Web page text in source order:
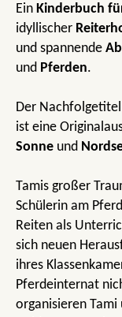
Ein Kinderbuch
idyllischer
und spannende
und Pferden.
Der
ist eine
Sonne und
Tamis großer
Schülerin am
Reiten als
sich neuen
ihres
Pferdeinternat
organisieren Tami